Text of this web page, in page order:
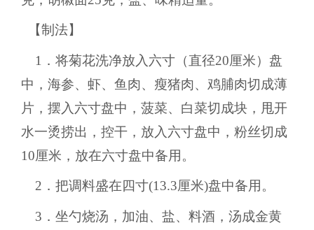
【制法】
1．将菊花洗净放入六寸（直径20厘米）盘
中，海参、虾、鱼肉、瘦猪肉、鸡脯肉切成薄
片，摆入六寸盘中，菠菜、白菜切成块，甩开
水一烫捞出，控干，放入六寸盘中，粉丝切成
10厘米，放在六寸盘中备用。
2．把调料盛在四寸(13.3厘米)盘中备用。
3．坐勺烧汤，加油、盐、料酒，汤成金黄